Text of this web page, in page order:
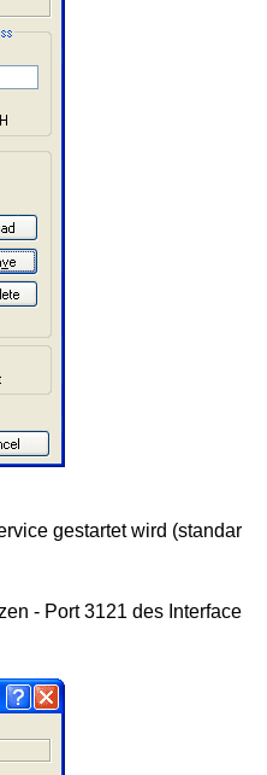
gestartet wird (standar
- Port 3121 des Interface